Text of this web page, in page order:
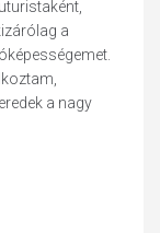
a
a nagy